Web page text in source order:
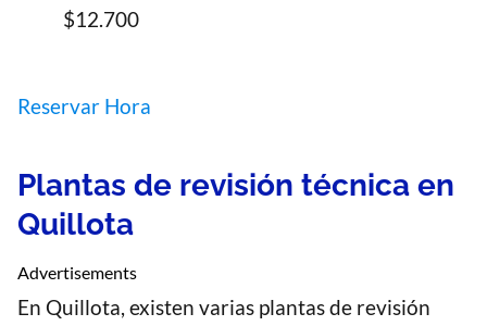
$12.700
Reservar Hora
Plantas de revisión técnica en
Quillota
Advertisements
En Quillota, existen varias plantas de revisión